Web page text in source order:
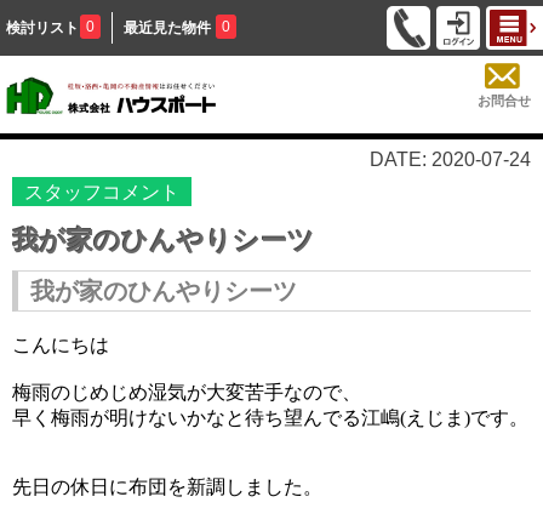
検討リスト 0 最近見た物件 0
お問合せ
DATE: 2020-07-24
スタッフコメント
我が家のひんやりシーツ
我が家のひんやりシーツ
こんにちは
梅雨のじめじめ湿気が大変苦手なので、
早く梅雨が明けないかなと待ち望んでる江嶋(えじま )です。
先日の休日に布団を新調しました。